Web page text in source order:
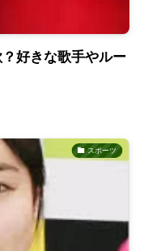
好きな歌手やルー
スポーツ